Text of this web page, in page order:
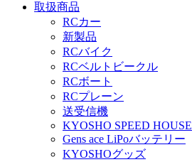
取扱商品
RCカー
新製品
RCバイク
RCベルトビークル
RCボート
RCプレーン
送受信機
KYOSHO SPEED HOUSE
Gens ace LiPoバッテリー
KYOSHOグッズ